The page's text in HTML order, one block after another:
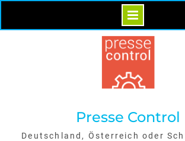
Skip
Presse Control
Deutschland, Österreich oder